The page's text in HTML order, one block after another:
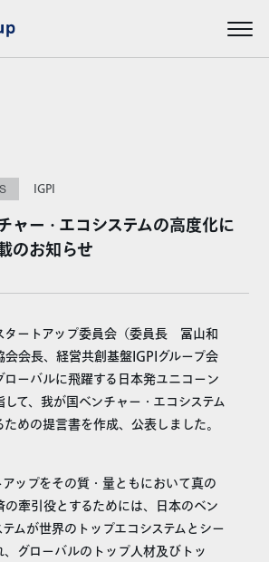
IGPI
ャー・エコシステムの高度化に
のお知らせ
タートアップ委員会（委員長 冨山和
会長、経営共創基盤IGPIグループ会
ーバルに飛躍する日本発ユニコーン
て、我が国ベンチャー・エコシステム
めの提言書を作成、公表しました。
ップをその質・量ともにおいて真の
牽引役とするためには、日本のベン
ムが世界のトップエコシステムとシー
グローバルのトップ人材及びトッ